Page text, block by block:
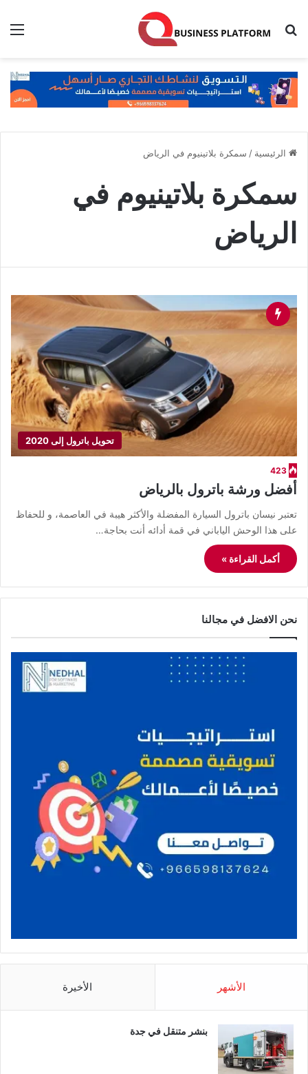
بحث عن
الرئيسية / سمكرة بلاتينيوم في الرياض
سمكرة بلاتينيوم في
الرياض
تحويل باترول إلى 2020
423
أفضل ورشة باترول بالرياض
​تعتبر نيسان باترول السيارة المفضلة والأكثر هيبة في العاصمة، و للحفاظ
على هذا الوحش الياباني في قمة أدائه أنت بحاجة…
أكمل القراءة »
نحن الافضل في مجالنا
الأشهر الأخيرة
بنشر متنقل في جدة